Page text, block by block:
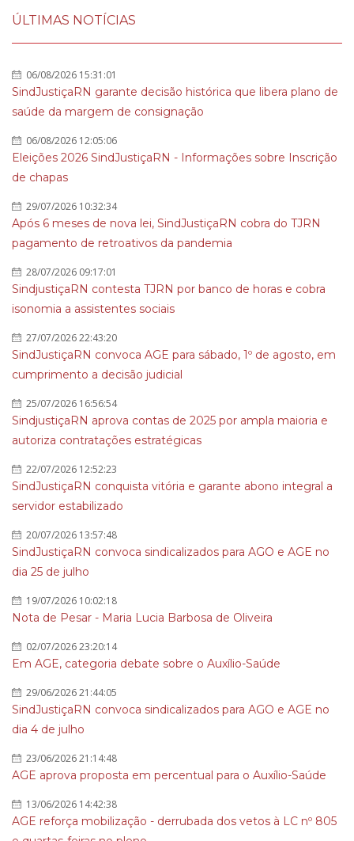
ÚLTIMAS NOTÍCIAS
06/08/2026 15:31:01
SindJustiçaRN garante decisão histórica que libera plano de
saúde da margem de consignação
06/08/2026 12:05:06
Eleições 2026 SindJustiçaRN - Informações sobre Inscrição
de chapas
29/07/2026 10:32:34
Após 6 meses de nova lei, SindJustiçaRN cobra do TJRN
pagamento de retroativos da pandemia
28/07/2026 09:17:01
SindjustiçaRN contesta TJRN por banco de horas e cobra
isonomia a assistentes sociais
27/07/2026 22:43:20
SindJustiçaRN convoca AGE para sábado, 1º de agosto, em
cumprimento a decisão judicial
25/07/2026 16:56:54
SindjustiçaRN aprova contas de 2025 por ampla maioria e
autoriza contratações estratégicas
22/07/2026 12:52:23
SindJustiçaRN conquista vitória e garante abono integral a
servidor estabilizado
20/07/2026 13:57:48
SindJustiçaRN convoca sindicalizados para AGO e AGE no
dia 25 de julho
19/07/2026 10:02:18
Nota de Pesar - Maria Lucia Barbosa de Oliveira
02/07/2026 23:20:14
Em AGE, categoria debate sobre o Auxílio-Saúde
29/06/2026 21:44:05
SindJustiçaRN convoca sindicalizados para AGO e AGE no
dia 4 de julho
23/06/2026 21:14:48
AGE aprova proposta em percentual para o Auxílio-Saúde
13/06/2026 14:42:38
AGE reforça mobilização - derrubada dos vetos à LC nº 805